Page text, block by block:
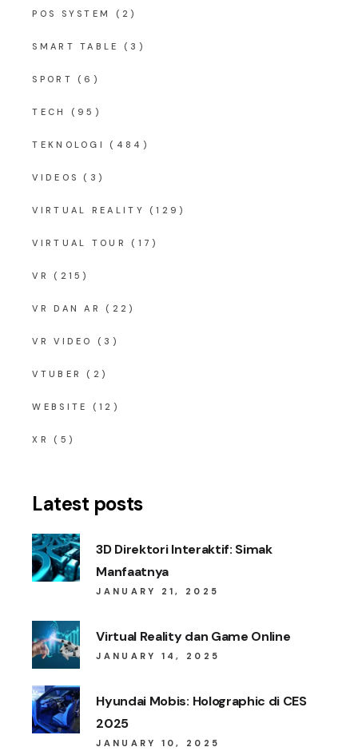
POS SYSTEM (2)
SMART TABLE (3)
SPORT (6)
TECH (95)
TEKNOLOGI (484)
VIDEOS (3)
VIRTUAL REALITY (129)
VIRTUAL TOUR (17)
VR (215)
VR DAN AR (22)
VR VIDEO (3)
VTUBER (2)
WEBSITE (12)
XR (5)
Latest posts
3D Direktori Interaktif: Simak
Manfaatnya
JANUARY 21, 2025
Virtual Reality dan Game Online
JANUARY 14, 2025
Hyundai Mobis: Holographic di CES
2025
JANUARY 10, 2025